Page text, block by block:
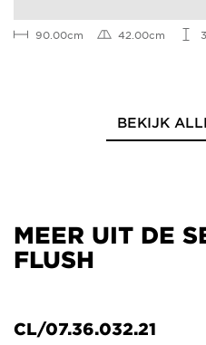
90.00cm 42.00cm
BEKIJK
MEER UIT DE
FLUSH
CL/07.36.032.21